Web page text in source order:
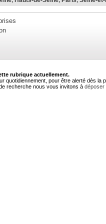
rubrique actuellement.
quotidiennement, pour être alerté dès la
recherche nous vous invitons à déposer